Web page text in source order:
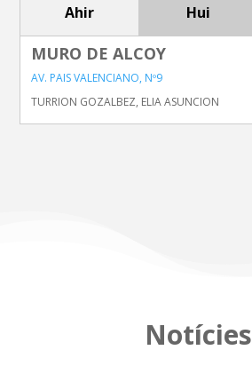
Ahir Hui
MURO DE ALCOY
AV. PAIS VALENCIANO, Nº9
TURRION GOZALBEZ, ELIA ASUNCION
Notícies